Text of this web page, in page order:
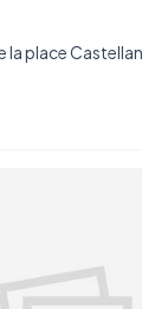
la place